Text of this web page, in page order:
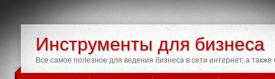
Инструменты для бизнеса
Все самое полезное для ведения бизнеса в сети интернет, а